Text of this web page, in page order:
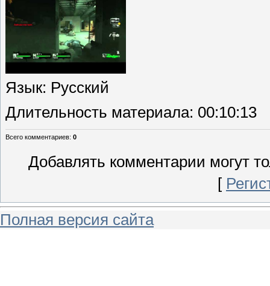
Язык: Русский
Длительность материала: 00:10:13
Всего комментариев: 0
Добавлять комментарии могут
[
Полная версия сайта